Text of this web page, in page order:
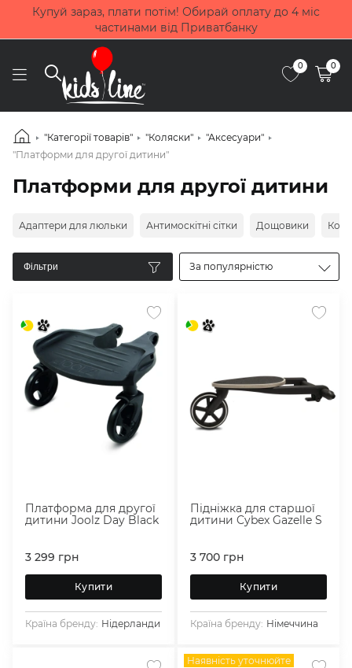
Купуй зараз, плати потім! Обирай оплату до 4 міс
частинами від Приватбанку
0 0
"Категорії товарів" "Коляски"
"Аксесуари"
"Платформи для другої дитини"
Платформи для другої дитини
Адаптери для люльки Антимоскітні сітки Дощовики
Фільтри За популярністю
Платформа для другої
дитини Joolz Day Black
3 299 грн
Купити
Країна бренду: Нідерланди
Підніжка для старшої
дитини Cybex Gazelle S
3 700 грн
Купити
Країна бренду: Німеччина
Наявність уточнюйте